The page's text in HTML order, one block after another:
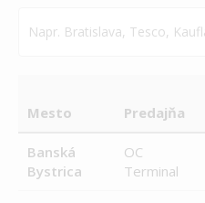
Mesto Predajňa
Banská
Bystrica
OC
Terminal